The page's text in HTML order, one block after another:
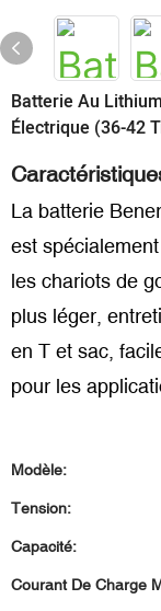
Batterie Au
Électrique (36-42
La batterie
est
les chariots de
plus léger,
en T et sac,
pour les
Modèle:
Tension:
Capacité:
Courant De Charge